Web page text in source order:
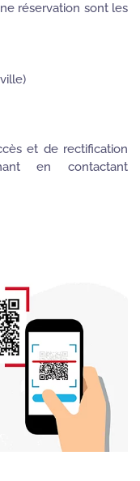
réservation sont les
et de rectification
en contactant